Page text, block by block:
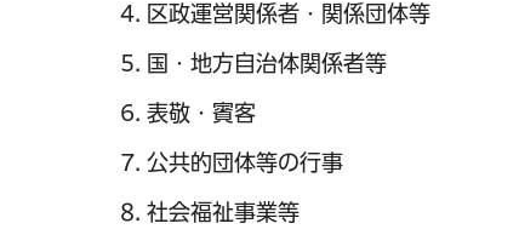
区政運営関係者・関係団体等
国・地方自治体関係者等
表敬・賓客
公共的団体等の行事
社会福祉事業等